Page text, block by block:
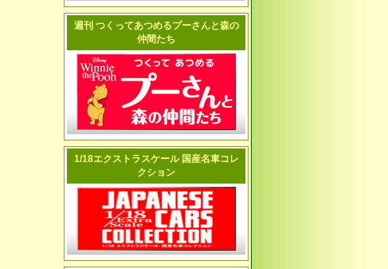
週刊 つくってあつめるプーさんと森の
仲間たち
1/18エクストラスケール 国産名車コレ
クション